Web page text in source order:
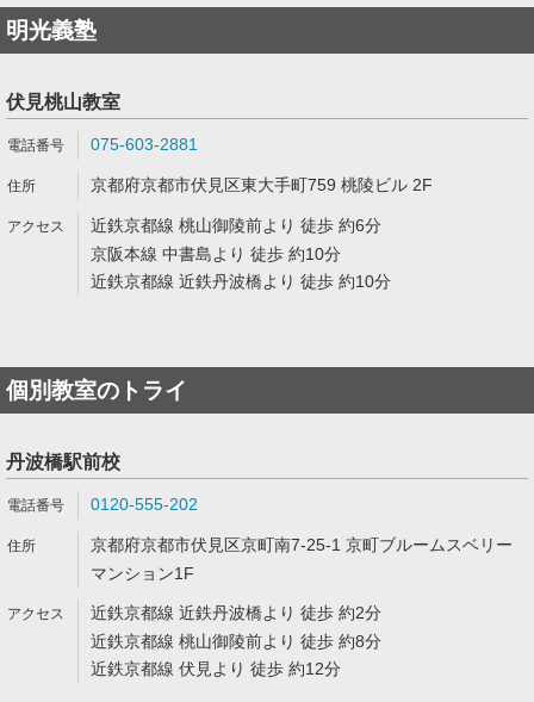
明光義塾
伏見桃山教室
075-603-2881
京都府京都市伏見区東大手町759 桃陵ビル 2F
近鉄京都線 桃山御陵前より 徒歩 約6分
京阪本線 中書島より 徒歩 約10分
近鉄京都線 近鉄丹波橋より 徒歩 約10分
個別教室のトライ
丹波橋駅前校
0120-555-202
京都府京都市伏見区京町南7-25-1 京町ブルームスベリー
マンション1F
近鉄京都線 近鉄丹波橋より 徒歩 約2分
近鉄京都線 桃山御陵前より 徒歩 約8分
近鉄京都線 伏見より 徒歩 約12分